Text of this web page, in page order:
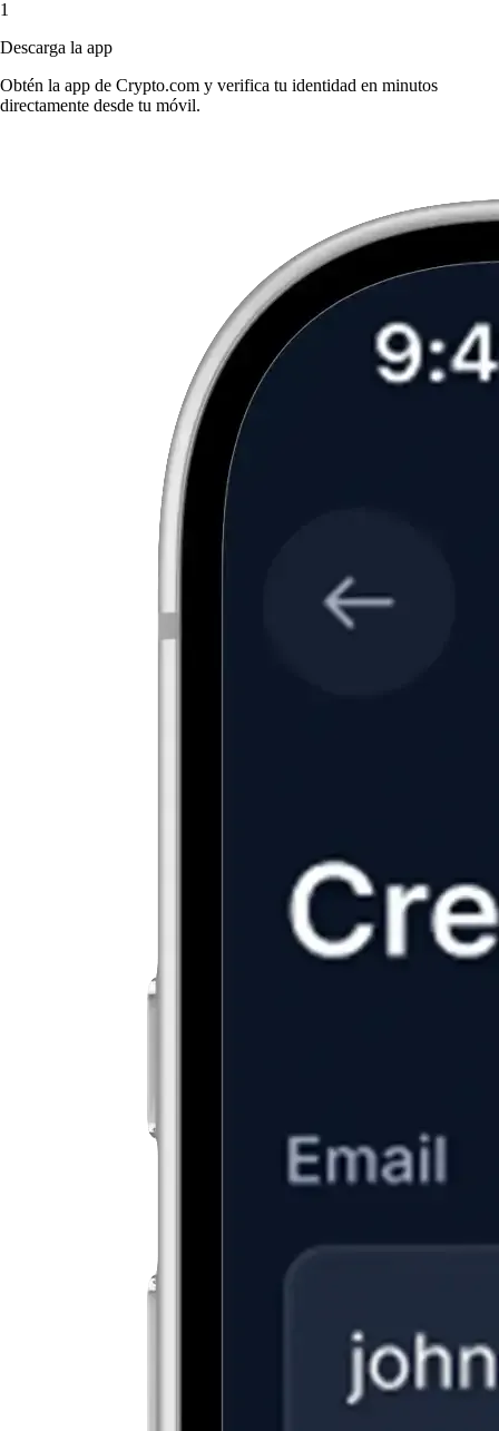
1
Descarga la app
Obtén la app de Crypto.com y verifica tu identidad en minutos
directamente desde tu móvil.